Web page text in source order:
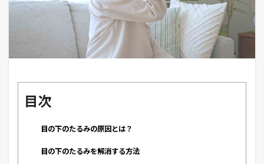
目次
目の下のたるみの原因とは？
目の下のたるみを解消する方法